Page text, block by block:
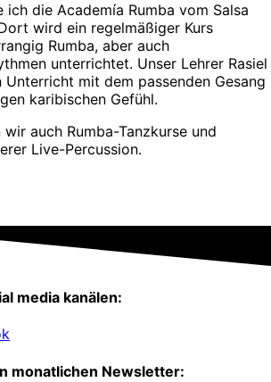
ich die Academía Rumba vom Salsa
wird ein regelmäßiger Kurs
Rumba, aber auch
unterrichtet. Unser Lehrer Rasiel
mit dem passenden Gesang
karibischen Gefühl.
auch Rumba-Tanzkurse und
Live-Percussion.
media kanälen:
monatlichen Newsletter: